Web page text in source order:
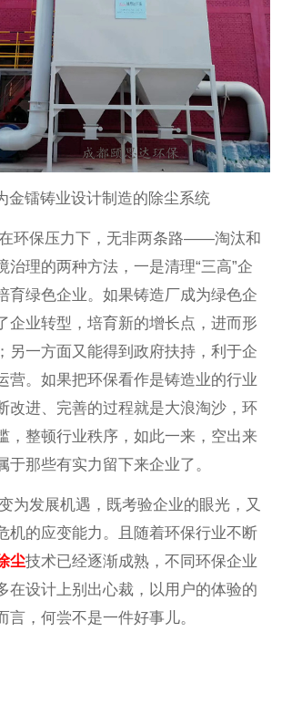
金镭铸业设计制造的除尘系统
环保压力下， 无非两条路——淘汰和
治理的两种方法，一是清理“三高”企
育绿色企业。如果铸造厂成为绿色企
企业转型，培育新的增长点，进而形
另一方面又能得到政府扶持，利于企
营。如果把环保看作是铸造业的行业
改进、完善的过程就是大浪淘沙，环
，整顿行业秩序，如此一来，空出来
于那些有实力留下来企业了。
为发展机遇，既考验企业的眼光，又
机的应变能力。且随着环保行业不断
尘技术已经逐渐成熟，不同环保企业
在设计上别出心裁，以用户的体验的
言，何尝不是一件好事儿。